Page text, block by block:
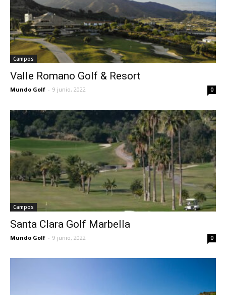
Campos
Valle Romano Golf & Resort
Mundo Golf - 9 junio, 2022 0
Campos
Santa Clara Golf Marbella
Mundo Golf - 9 junio, 2022 0